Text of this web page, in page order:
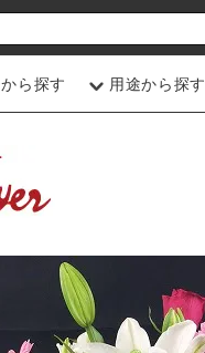
ら探す 用途から探す